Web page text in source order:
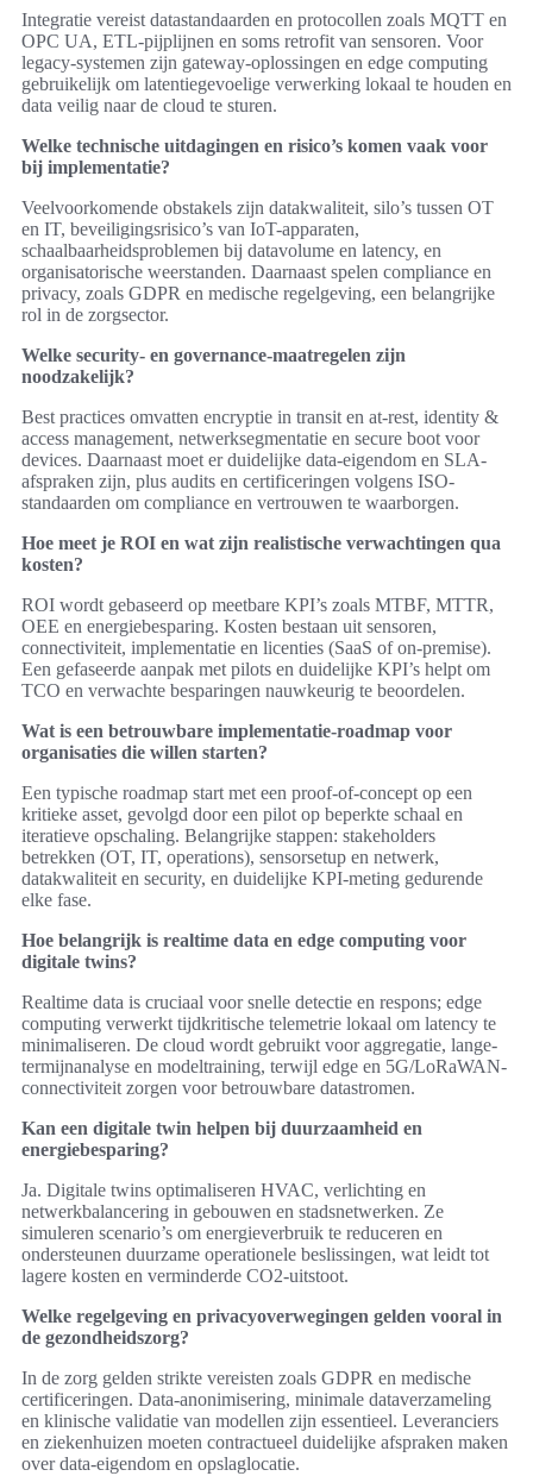
Integratie vereist datastandaarden en protocollen zoals MQTT en
OPC UA, ETL-pijplijnen en soms retrofit van sensoren. Voor
legacy-systemen zijn gateway-oplossingen en edge computing
gebruikelijk om latentiegevoelige verwerking lokaal te houden en
data veilig naar de cloud te sturen.
Welke technische uitdagingen en risico’s komen vaak voor
bij implementatie?
Veelvoorkomende obstakels zijn datakwaliteit, silo’s tussen OT
en IT, beveiligingsrisico’s van IoT-apparaten,
schaalbaarheidsproblemen bij datavolume en latency, en
organisatorische weerstanden. Daarnaast spelen compliance en
privacy, zoals GDPR en medische regelgeving, een belangrijke
rol in de zorgsector.
Welke security- en governance-maatregelen zijn
noodzakelijk?
Best practices omvatten encryptie in transit en at-rest, identity &
access management, netwerksegmentatie en secure boot voor
devices. Daarnaast moet er duidelijke data-eigendom en SLA-
afspraken zijn, plus audits en certificeringen volgens ISO-
standaarden om compliance en vertrouwen te waarborgen.
Hoe meet je ROI en wat zijn realistische verwachtingen qua
kosten?
ROI wordt gebaseerd op meetbare KPI’s zoals MTBF, MTTR,
OEE en energiebesparing. Kosten bestaan uit sensoren,
connectiviteit, implementatie en licenties (SaaS of on-premise).
Een gefaseerde aanpak met pilots en duidelijke KPI’s helpt om
TCO en verwachte besparingen nauwkeurig te beoordelen.
Wat is een betrouwbare implementatie-roadmap voor
organisaties die willen starten?
Een typische roadmap start met een proof-of-concept op een
kritieke asset, gevolgd door een pilot op beperkte schaal en
iteratieve opschaling. Belangrijke stappen: stakeholders
betrekken (OT, IT, operations), sensorsetup en netwerk,
datakwaliteit en security, en duidelijke KPI-meting gedurende
elke fase.
Hoe belangrijk is realtime data en edge computing voor
digitale twins?
Realtime data is cruciaal voor snelle detectie en respons; edge
computing verwerkt tijdkritische telemetrie lokaal om latency te
minimaliseren. De cloud wordt gebruikt voor aggregatie, lange-
termijnanalyse en modeltraining, terwijl edge en 5G/LoRaWAN-
connectiviteit zorgen voor betrouwbare datastromen.
Kan een digitale twin helpen bij duurzaamheid en
energiebesparing?
Ja. Digitale twins optimaliseren HVAC, verlichting en
netwerkbalancering in gebouwen en stadsnetwerken. Ze
simuleren scenario’s om energieverbruik te reduceren en
ondersteunen duurzame operationele beslissingen, wat leidt tot
lagere kosten en verminderde CO2-uitstoot.
Welke regelgeving en privacyoverwegingen gelden vooral in
de gezondheidszorg?
In de zorg gelden strikte vereisten zoals GDPR en medische
certificeringen. Data-anonimisering, minimale dataverzameling
en klinische validatie van modellen zijn essentieel. Leveranciers
en ziekenhuizen moeten contractueel duidelijke afspraken maken
over data-eigendom en opslaglocatie.